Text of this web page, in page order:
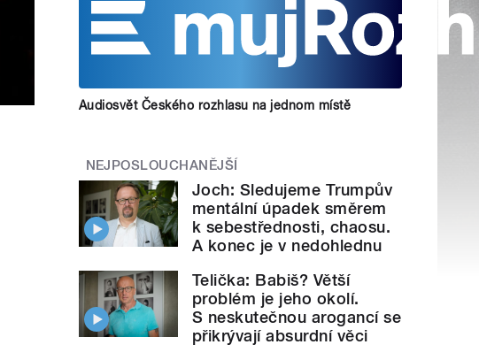
Audiosvět Českého rozhlasu na jednom místě
NEJPOSLOUCHANĚJŠÍ
Joch: Sledujeme Trumpův
mentální úpadek směrem
k sebestřednosti, chaosu.
A konec je v nedohlednu
Telička: Babiš? Větší
problém je jeho okolí.
S neskutečnou arogancí se
přikrývají absurdní věci